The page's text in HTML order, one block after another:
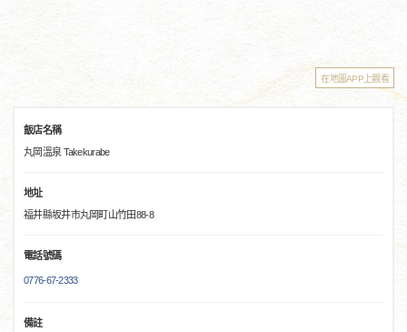
在地圖APP上觀看
飯店名稱
丸岡溫泉 Takekurabe
地址
福井縣坂井市丸岡町山竹田88-8
電話號碼
0776-67-2333
備註